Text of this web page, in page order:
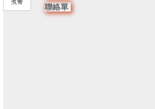
煮餐
聯絡單